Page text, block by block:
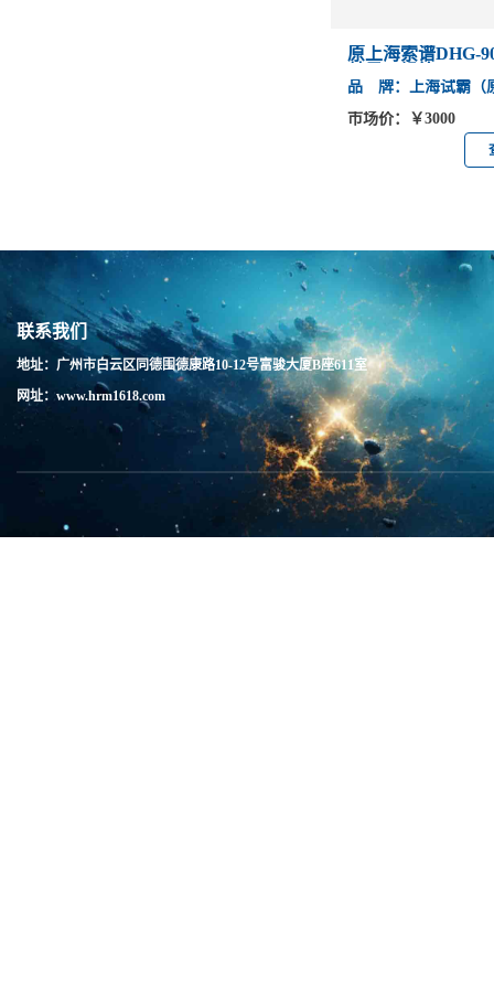
原上海索谱DHG-
品 牌：上海试霸（
市场价：￥3000
联系我们
地址：广州市白云区同德围德康路10-12号富骏大厦B座611室
网址：www.hrm1618.com